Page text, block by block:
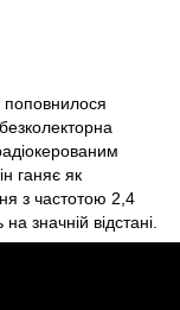
поповнилося
ганяє як
з частотою 2,4
значній відстані.